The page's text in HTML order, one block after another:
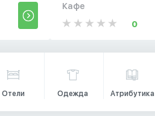
Кафе
0
Отели Одежда Атрибутика